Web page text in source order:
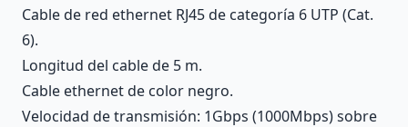
Cable de red ethernet RJ45 de categoría 6 UTP (Cat.
6).
Longitud del cable de 5 m.
Cable ethernet de color negro.
Velocidad de transmisión: 1Gbps (1000Mbps) sobre